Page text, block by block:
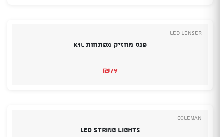
Led Lenser
פנס מחזיק מפתחות K1L
₪79
Coleman
LED String Lights